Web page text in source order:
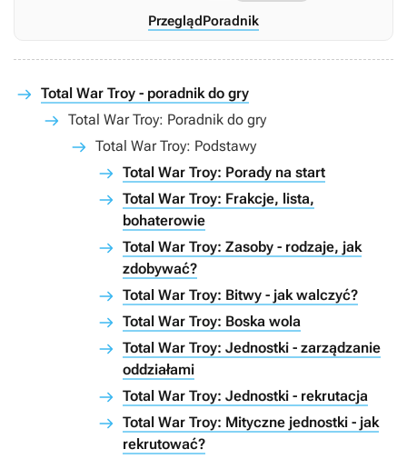
PrzeglądPoradnik
Total War Troy - poradnik do gry
Total War Troy: Poradnik do gry
Total War Troy: Podstawy
Total War Troy: Porady na start
Total War Troy: Frakcje, lista,
bohaterowie
Total War Troy: Zasoby - rodzaje, jak
zdobywać?
Total War Troy: Bitwy - jak walczyć?
Total War Troy: Boska wola
Total War Troy: Jednostki - zarządzanie
oddziałami
Total War Troy: Jednostki - rekrutacja
Total War Troy: Mityczne jednostki - jak
rekrutować?